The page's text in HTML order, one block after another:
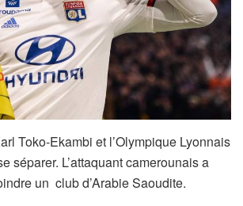
Toko-Ekambi et l’Olympique Lyonnais
séparer. L’attaquant camerounais a
un club d’Arabie Saoudite.